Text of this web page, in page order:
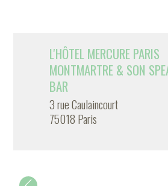
L'HÔTEL MERCURE PARIS
MONTMARTRE & SON
BAR
3 rue Caulaincourt
75018 Paris